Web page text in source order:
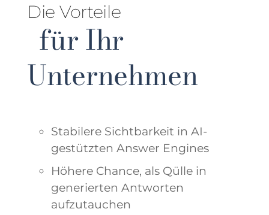
Die Vorteile
für Ihr
Unternehmen
Stabilere Sichtbarkeit in AI-
gestützten Answer Engines
Höhere Chance, als Qülle in
generierten Antworten
aufzutauchen